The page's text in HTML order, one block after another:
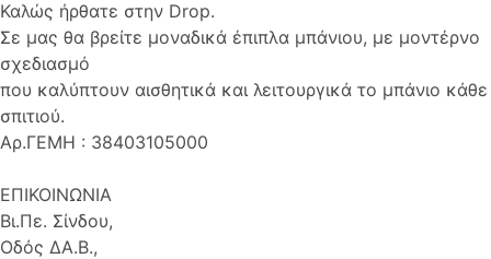
Καλώς ήρθατε στην Drop.
Σε μας θα βρείτε μοναδικά έπιπλα μπάνιου, με μοντέρνο
σχεδιασμό
που καλύπτουν αισθητικά και λειτουργικά το μπάνιο κάθε
σπιτιού.
Αρ.ΓΕΜΗ : 38403105000
ΕΠΙΚΟΙΝΩΝΙΑ
Βι.Πε. Σίνδου,
Οδός ΔΑ.Β.,